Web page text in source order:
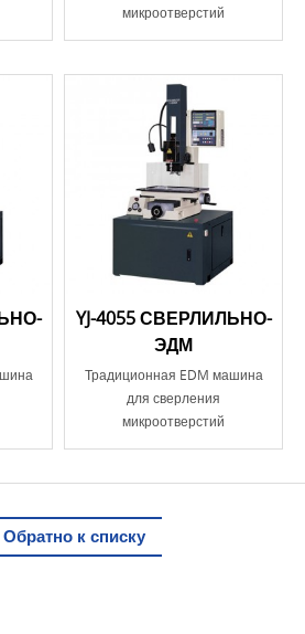
микроотверстий
YJ-4055 СВЕРЛИЛЬНО-
ЭДМ
Традиционная EDM машина
для сверления
микроотверстий
Обратно к списку